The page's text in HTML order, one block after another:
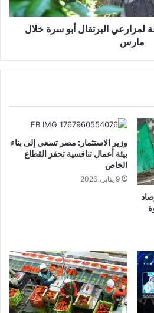
لمزارعي البرتقال أبو سرة خلال
مارس
وزير الاستثمار: مصر تسعى إلى بناء
بيئة أعمال تنافسية تحفز القطاع
الخاص
9 يناير، 2026